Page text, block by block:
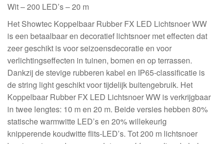
Wit – 200 LED’s – 20 m
Het Showtec Koppelbaar Rubber FX LED Lichtsnoer WW
is een betaalbaar en decoratief lichtsnoer met effecten dat
zeer geschikt is voor seizoensdecoratie en voor
verlichtingseffecten in tuinen, bomen en op terrassen.
Dankzij de stevige rubberen kabel en IP65-classificatie is
de string light geschikt voor tijdelijk buitengebruik. Het
Koppelbaar Rubber FX LED Lichtsnoer WW is verkrijgbaar
in twee lengtes: 10 m en 20 m. Beide versies hebben 80%
statische warmwitte LED’s en 20% willekeurig
knipperende koudwitte flits-LED’s. Tot 200 m lichtsnoer